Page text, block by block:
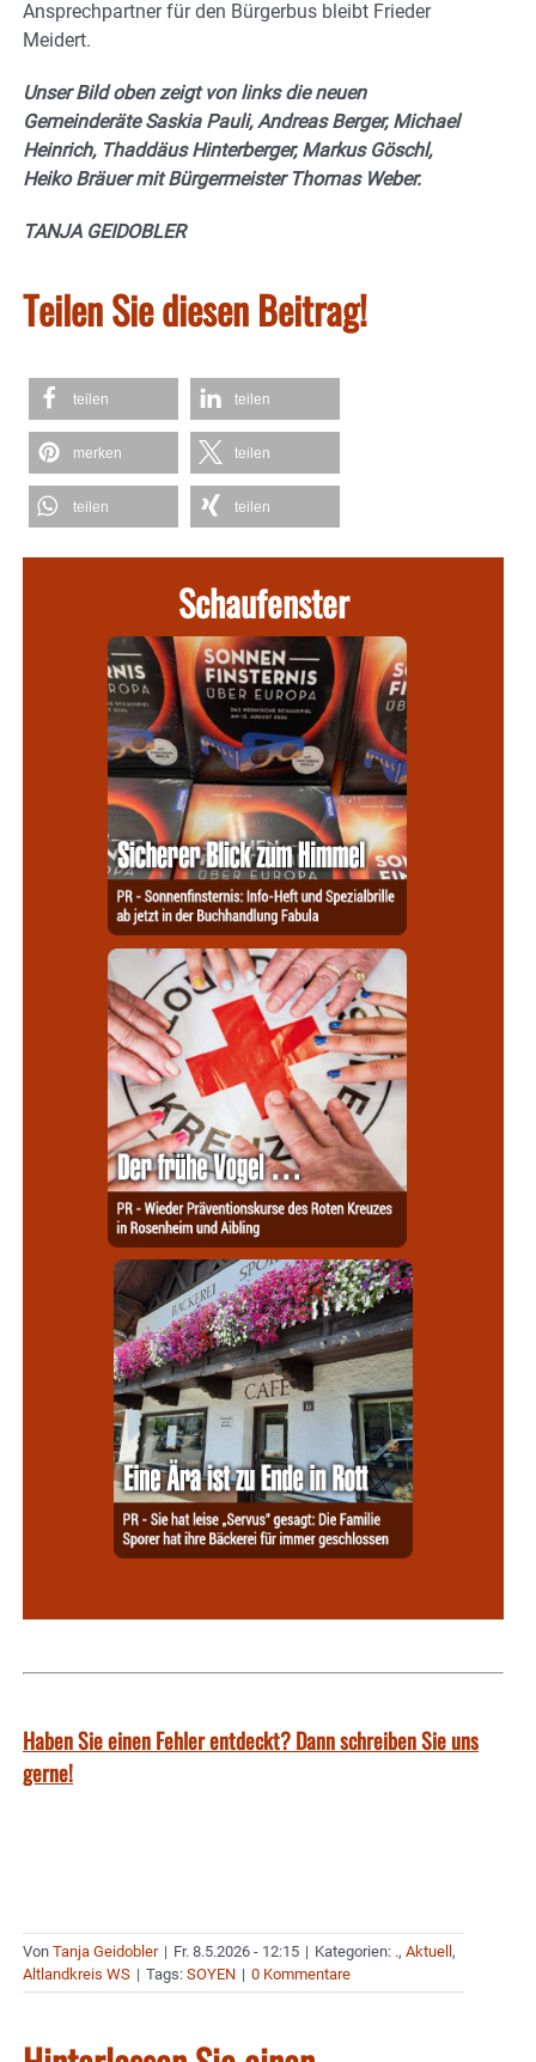
Ansprechpartner für den Bürgerbus bleibt Frieder
Meidert.
Unser Bild oben zeigt von links die neuen
Gemeinderäte Saskia Pauli, Andreas Berger, Michael
Heinrich, Thaddäus Hinterberger, Markus Göschl,
Heiko Bräuer mit Bürgermeister Thomas Weber.
TANJA GEIDOBLER
Teilen Sie diesen Beitrag!
teilen teilen
merken teilen
teilen teilen
Schaufenster
Haben Sie einen Fehler entdeckt? Dann schreiben Sie uns
gerne!
Von Tanja Geidobler | Fr. 8.5.2026 - 12:15 | Kategorien: ., Aktuell ,
Altlandkreis WS | Tags: SOYEN | 0 Kommentare